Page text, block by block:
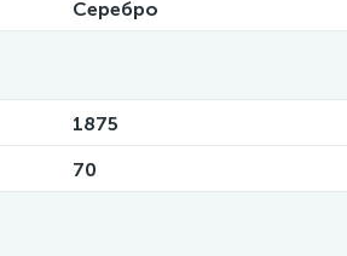
Серебро
1875
70